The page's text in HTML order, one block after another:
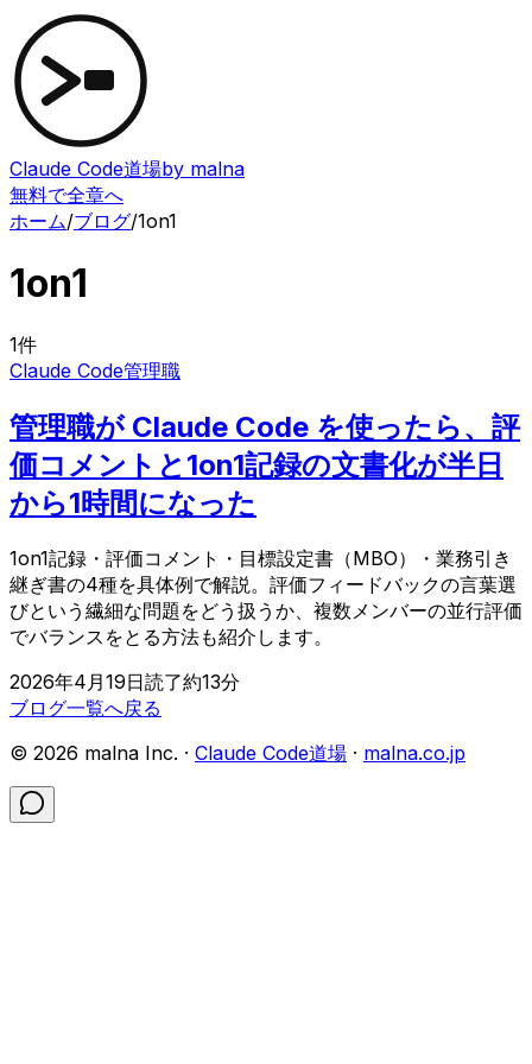
Claude Code道場by malna
無料で全章へ
ホーム/ブログ/1on1
1on1
1件
Claude Code管理職
管理職が Claude Code を使ったら、評
価コメントと1on1記録の文書化が半日
から1時間になった
1on1記録・評価コメント・目標設定書（MBO）・業務引き
継ぎ書の4種を具体例で解説。評価フィードバックの言葉選
びという繊細な問題をどう扱うか、複数メンバーの並行評価
でバランスをとる方法も紹介します。
2026年4月19日読了約13分
ブログ一覧へ戻る
© 2026 malna Inc. · Claude Code道場 · malna.co.jp